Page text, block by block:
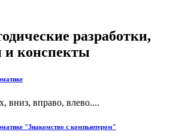
разработки,
и конспекты
вниз, вправо, влево....
"Знакомство с компьютером"